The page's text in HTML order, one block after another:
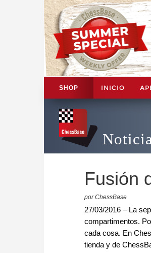
SHOP INICIO
Fusión
por ChessBase
27/03/2016 – La
compartimentos.
cada cosa. En
tienda y de